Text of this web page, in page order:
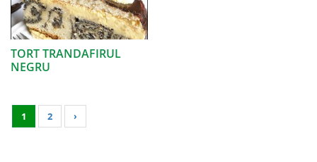
TORT TRANDAFIRUL
NEGRU
1 2 ›